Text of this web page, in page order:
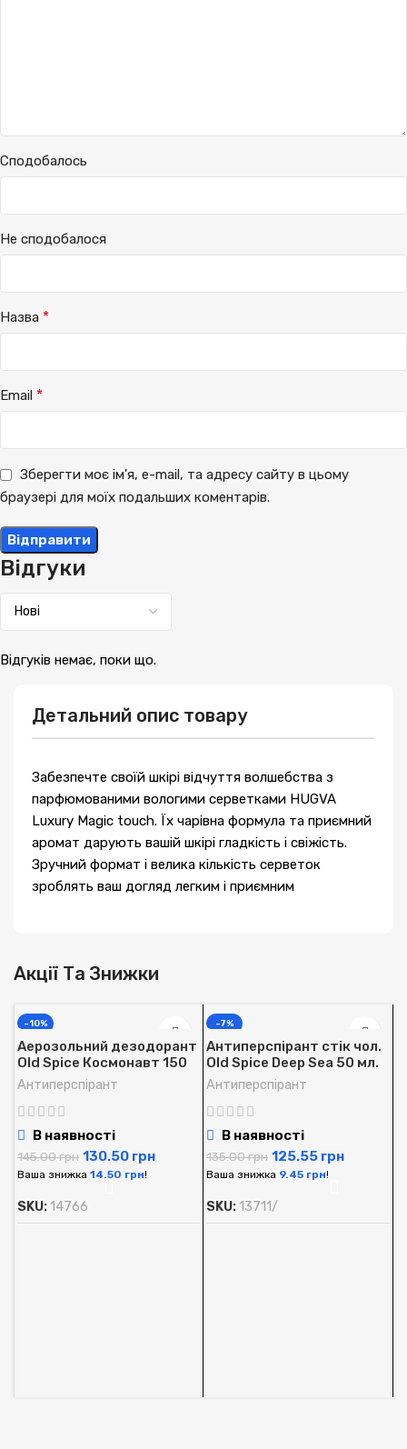
Детальний опис товару
Забезпечте своїй шкірі відчуття волшебства з
парфюмованими вологими серветками HUGVA
Luxury Magic touch. Їх чарівна формула та приємний
аромат дарують вашій шкірі гладкість і свіжість.
Зручний формат і велика кількість серветок
зроблять ваш догляд легким і приємним
Відгуки
Відгуків немає, поки що.
Сподобалось
Не сподобалося
Назва *
Email *
Зберегти моє ім'я, e-mail, та адресу сайту в цьому
браузері для моїх подальших коментарів.
Акції Та Знижки
-10%
Аерозольний дезодорант
Old Spice Космонавт 150
мл.
Антиперспірант
В наявності
145.00грн 130.50 грн
Ваша знижка 14.50 грн!
SKU: 14766
-7%
Антиперспірант стік чол.
Old Spice Deep Sea 50 мл.
Антиперспірант
В наявності
135.00грн 125.55 грн
Ваша знижка 9.45 грн!
SKU: 13711/